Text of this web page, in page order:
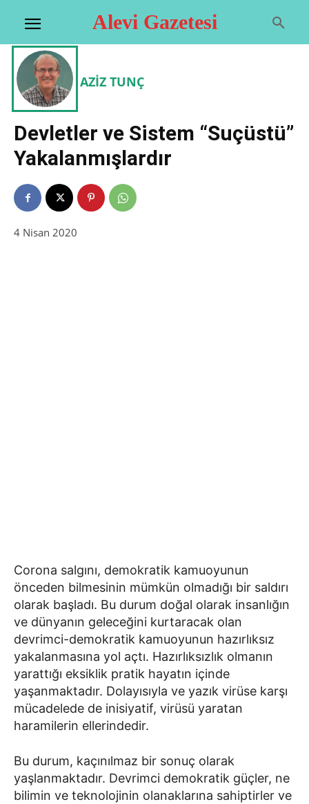
Alevi Gazetesi
AZIZ TUNÇ
Devletler ve Sistem “Suçüstü”
Yakalanmışlardır
4 Nisan 2020
Corona salgını, demokratik kamuoyunun
önceden bilmesinin mümkün olmadığı bir saldırı
olarak başladı. Bu durum doğal olarak insanlığın
ve dünyanın geleceğini kurtaracak olan
devrimci-demokratik kamuoyunun hazırlıksız
yakalanmasına yol açtı. Hazırlıksızlık olmanın
yarattığı eksiklik pratik hayatın içinde
yaşanmaktadır. Dolayısıyla ve yazık virüse karşı
mücadelede de inisiyatif, virüsü yaratan
haramilerin ellerindedir.
Bu durum, kaçınılmaz bir sonuç olarak
yaşlanmaktadır. Devrimci demokratik güçler, ne
bilimin ve teknolojinin olanaklarına sahiptirler ve